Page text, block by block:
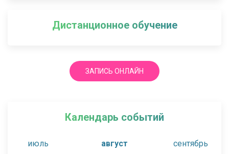
Дистанционное обучение
ЗАПИСЬ ОНЛАЙН
Календарь событий
июль август сентябрь